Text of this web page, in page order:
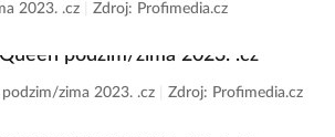
2023. .cz Zdroj: Profimedia.cz
zima 2023. .cz Zdroj: Profimedia.cz